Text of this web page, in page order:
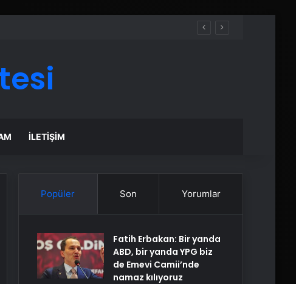
İLETIŞIM
Popüler Son Yorumlar
Fatih Erbakan: Bir yanda
ABD, bir yanda YPG biz
de Emevi Camii’nde
namaz kılıyoruz